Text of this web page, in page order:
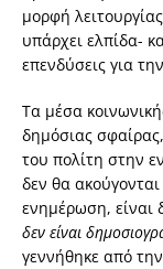
μορφή
υπάρχει ελπίδα-
επενδύσεις για
Τα μέσα
δημόσιας
του πολίτη στην
δεν θα
ενημέρωση, είναι
δεν είναι
γεννήθηκε από